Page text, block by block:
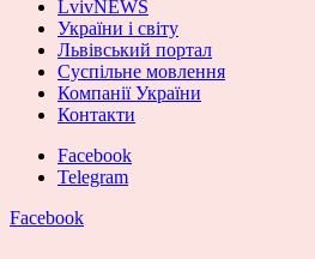
LvivNEWS
України і світу
Львівський портал
Суспільне мовлення
Компанії України
Контакти
Facebook
Telegram
Facebook